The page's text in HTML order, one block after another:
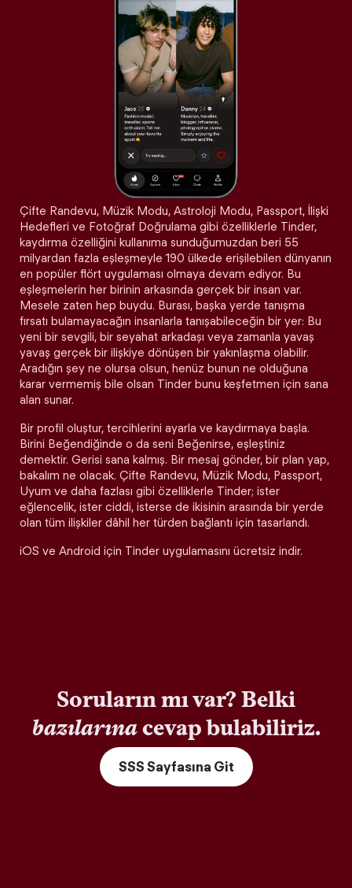
Çifte Randevu, Müzik Modu, Astroloji Modu, Passport, İlişki
Hedefleri ve Fotoğraf Doğrulama gibi özelliklerle Tinder,
kaydırma özelliğini kullanıma sunduğumuzdan beri 55
milyardan fazla eşleşmeyle 190 ülkede erişilebilen dünyanın
en popüler flört uygulaması olmaya devam ediyor. Bu
eşleşmelerin her birinin arkasında gerçek bir insan var.
Mesele zaten hep buydu. Burası, başka yerde tanışma
fırsatı bulamayacağın insanlarla tanışabileceğin bir yer: Bu
yeni bir sevgili, bir seyahat arkadaşı veya zamanla yavaş
yavaş gerçek bir ilişkiye dönüşen bir yakınlaşma olabilir.
Aradığın şey ne olursa olsun, henüz bunun ne olduğuna
karar vermemiş bile olsan Tinder bunu keşfetmen için sana
alan sunar.
Bir profil oluştur, tercihlerini ayarla ve kaydırmaya başla.
Birini Beğendiğinde o da seni Beğenirse, eşleştiniz
demektir. Gerisi sana kalmış. Bir mesaj gönder, bir plan yap,
bakalım ne olacak. Çifte Randevu, Müzik Modu, Passport,
Uyum ve daha fazlası gibi özelliklerle Tinder; ister
eğlencelik, ister ciddi, isterse de ikisinin arasında bir yerde
olan tüm ilişkiler dâhil her türden bağlantı için tasarlandı.
iOS ve Android için Tinder uygulamasını ücretsiz indir.
Soruların mı var? Belki
bazılarınacevap bulabiliriz.
SSS Sayfasına Git